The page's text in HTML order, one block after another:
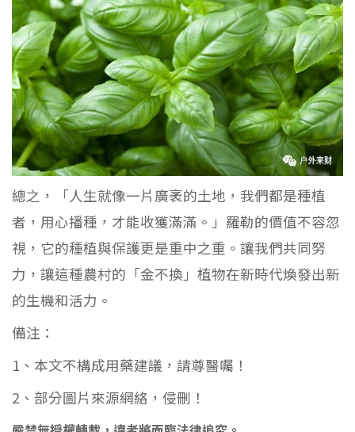
總之，「人生就像一片廣袤的土地，我們都是種植
者，用心播種，才能收獲滿滿。」羅勒的價值不容忽
視，它的種植與保護更是重中之重。讓我們共同努
力，讓這種農村的「金不換」植物在新時代煥發出新
的生機和活力。
備注：
1、本文不構成用藥建議，請尊醫囑！
2、部分圖片來源網絡，侵刪！